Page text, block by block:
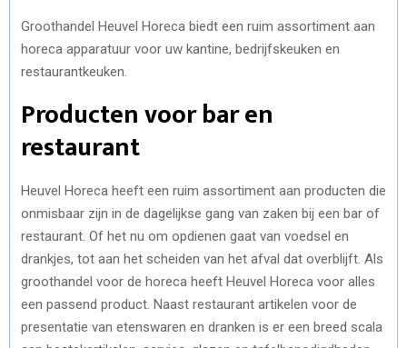
Groothandel Heuvel Horeca biedt een ruim assortiment aan
horeca apparatuur voor uw kantine, bedrijfskeuken en
restaurantkeuken.
Producten voor bar en
restaurant
Heuvel Horeca heeft een ruim assortiment aan producten die
onmisbaar zijn in de dagelijkse gang van zaken bij een bar of
restaurant. Of het nu om opdienen gaat van voedsel en
drankjes, tot aan het scheiden van het afval dat overblijft. Als
groothandel voor de horeca heeft Heuvel Horeca voor alles
een passend product. Naast restaurant artikelen voor de
presentatie van etenswaren en dranken is er een breed scala